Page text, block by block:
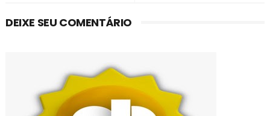
DEIXE SEU COMENTÁRIO